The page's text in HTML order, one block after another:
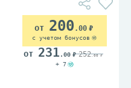
200 .00
с учетом бонусов
231 .00 252.00
+ 7